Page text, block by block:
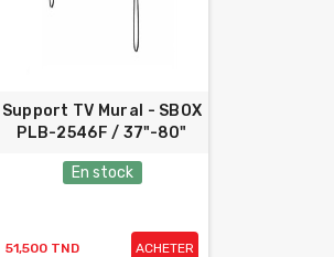
Support TV Mural - SBOX
PLB-2546F / 37"-80"
En stock
51,500 TND ACHETER